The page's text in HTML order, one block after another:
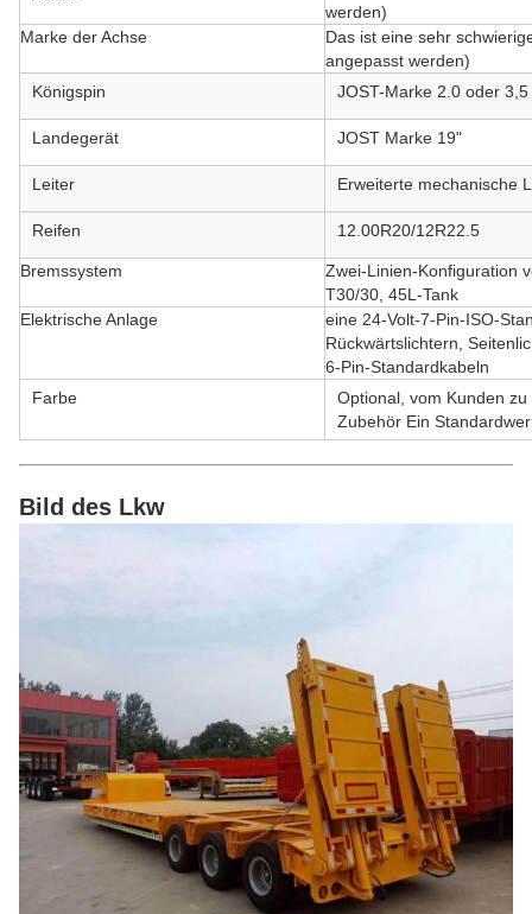
werden)
Marke der Achse
Das ist eine sehr
angepasst werden)
Königspin
JOST-Marke 2.0 oder
Landegerät JOST Marke 19"
Leiter Erweiterte mechanische
Reifen 12.00R20/12R22.5
Bremssystem
Zwei-Linien-Konfiguration
T30/30, 45L-Tank
Elektrische Anlage
eine 24-Volt-7-Pin-ISO-
Rückwärtslichtern,
6-Pin-Standardkabeln
Farbe
Optional, vom Kunden
Zubehör Ein
Bild des Lkw